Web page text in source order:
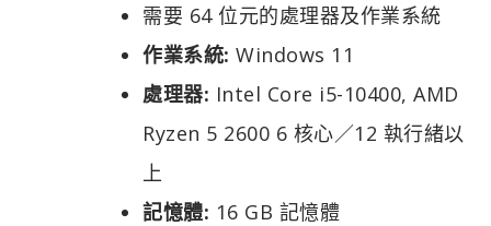
需要 64 位元的處理器及作業系統
作業系統: Windows 11
處理器: Intel Core i5-10400, AMD
Ryzen 5 2600 6 核心／12 執行緒以
上
記憶體: 16 GB 記憶體